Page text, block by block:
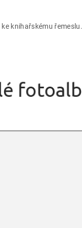
knihařskému řemeslu.